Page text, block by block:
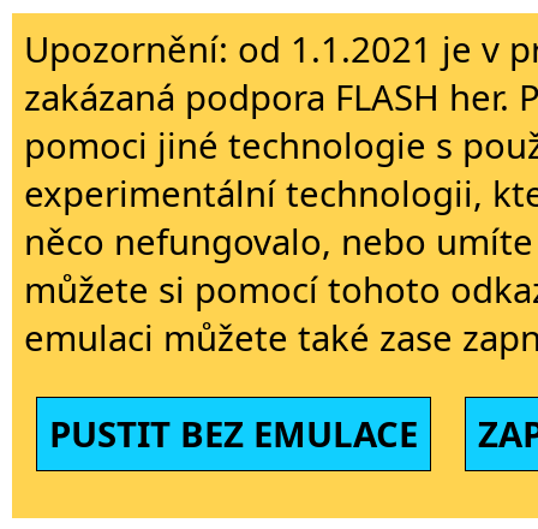
Upozornění: od 1.1.2021 je v
zakázaná podpora FLASH
pomoci jiné technologie s
experimentální technologii,
něco nefungovalo, nebo
můžete si pomocí tohoto
emulaci můžete také zase
PUSTIT BEZ EMULACE